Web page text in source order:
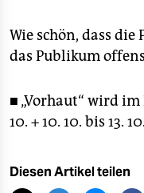
Wie schön, dass
das Publikum
■ „Vorhaut“ wird
10. + 10. 10. bis 13.
Diesen Artikel teilen